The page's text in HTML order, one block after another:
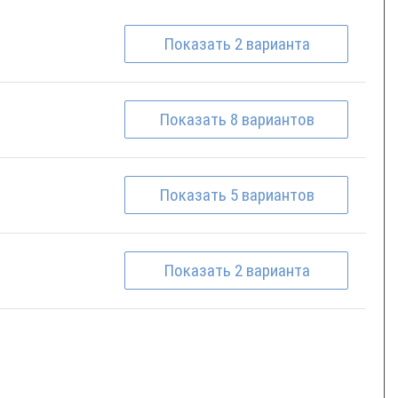
Показать 2 варианта
Показать 8 вариантов
Показать 5 вариантов
Показать 2 варианта